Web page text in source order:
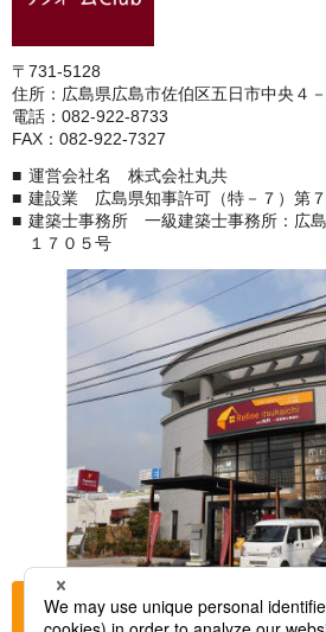
〒731-5128
住所：広島県広島市佐伯区五日市中央４
電話：082-922-8733
FAX：082-922-7327
運営会社名 株式会社丸共
建設業 広島県知事許可（特－７）第
建築士事務所 一級建築士事務所：広
１７０５号